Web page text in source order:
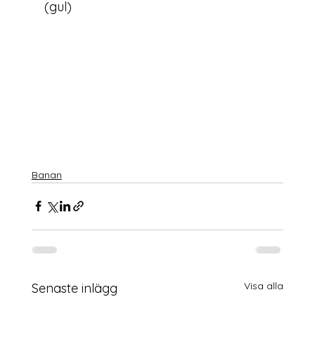
Banan
Senaste inlägg Visa alla